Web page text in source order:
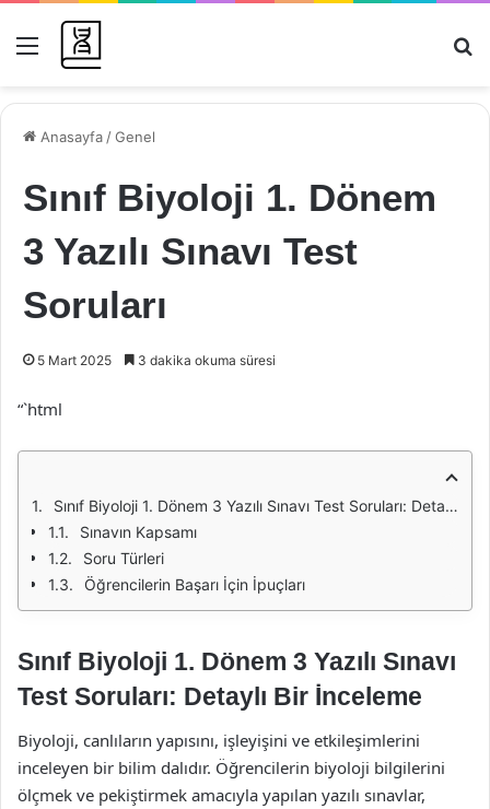
Menü
Anasayfa /Genel
Sınıf Biyoloji 1. Dönem
3 Yazılı Sınavı Test
Soruları
5 Mart 2025 3 dakika okuma süresi
“`html
Sınıf Biyoloji 1. Dönem 3 Yazılı Sınavı Test Soruları: Detaylı Bir İnceleme
Sınavın Kapsamı
Soru Türleri
Öğrencilerin Başarı İçin İpuçları
Sınıf Biyoloji 1. Dönem 3 Yazılı Sınavı
Test Soruları: Detaylı Bir İnceleme
Biyoloji, canlıların yapısını, işleyişini ve etkileşimlerini
inceleyen bir bilim dalıdır. Öğrencilerin biyoloji bilgilerini
ölçmek ve pekiştirmek amacıyla yapılan yazılı sınavlar,